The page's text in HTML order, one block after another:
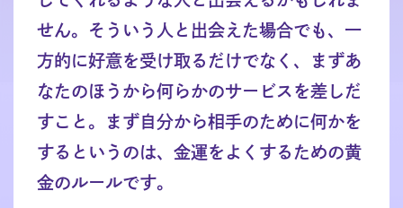
せん。そういう人と出会えた場合でも、一
方的に好意を受け取るだけでなく、まずあ
なたのほうから何らかのサービスを差しだ
すこと。まず自分から相手のために何かを
するというのは、金運をよくするための黄
金のルールです。